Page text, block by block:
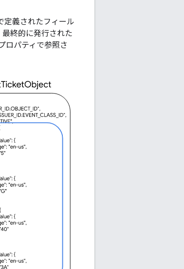
定義されたフィール
終的に発行された
ロパティで参照さ